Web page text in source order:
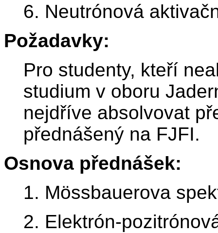
6. Neutrónová
Požadavky:
Pro studenty, kteří
studium v oboru
nejdříve absolvovat
přednášený na FJFI.
Osnova přednášek:
1. Mössbauerova
2. Elektrón-